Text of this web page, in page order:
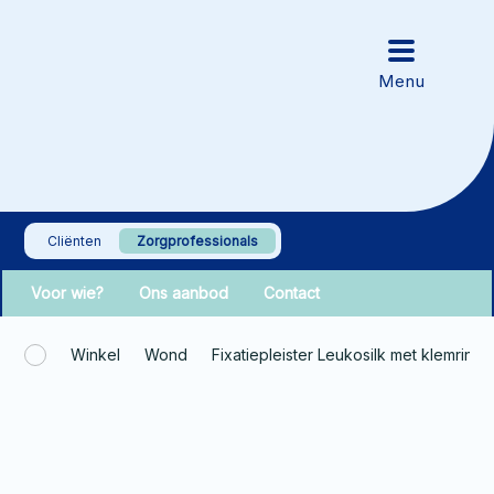
Cliënten Zorgprofessionals
Voor wie? Ons aanbod Contact
Winkel Wond Fixatiepleister Leukosilk met klemring